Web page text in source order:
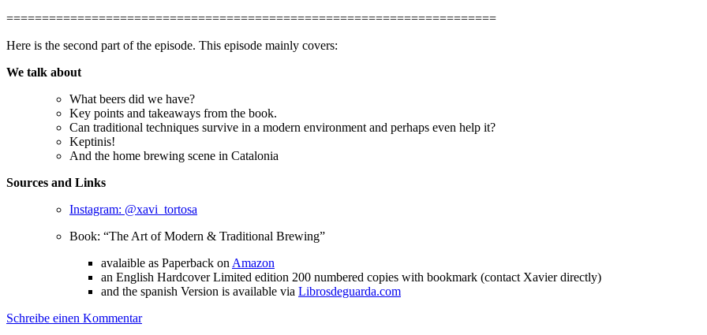
=====================================================================
Here is the second part of the episode. This episode mainly covers:
We talk about
What beers did we have?
Key points and takeaways from the book.
Can traditional techniques survive in a modern environment and perhaps even help it?
Keptinis!
And the home brewing scene in Catalonia
Sources and Links
Instagram: @xavi_tortosa
Book: “The Art of Modern & Traditional Brewing”
avalaible as Paperback on Amazon
an English Hardcover Limited edition 200 numbered copies with bookmark (contact Xavier directly)
and the spanish Version is available via Librosdeguarda.com
Schreibe einen Kommentarzu